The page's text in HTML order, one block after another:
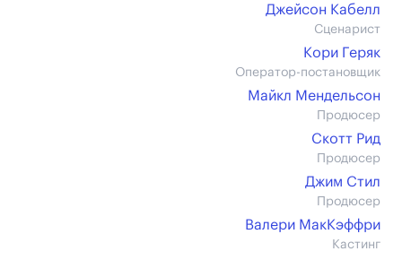
Джейсон Кабелл
Сценарист
Кори Геряк
Оператор-постановщик
Майкл Мендельсон
Продюсер
Скотт Рид
Продюсер
Джим Стил
Продюсер
Валери МакКэффри
Кастинг